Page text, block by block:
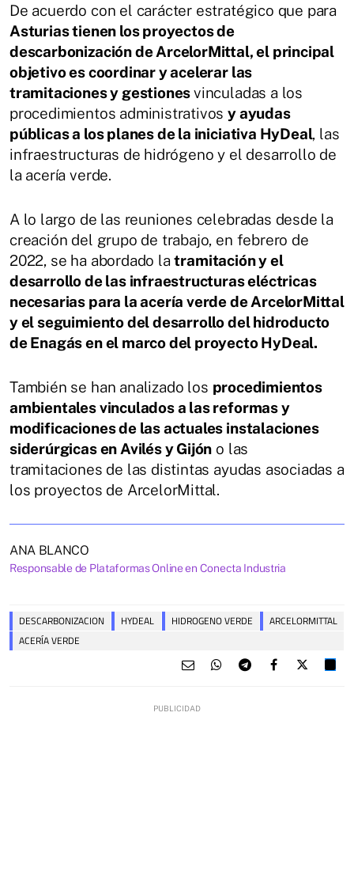
De acuerdo con el carácter estratégico que para
Asturias tienen los proyectos de
descarbonización de ArcelorMittal, el principal
objetivo es coordinar y acelerar las
tramitaciones y gestionesvinculadas a los
procedimientos administrativosy ayudas
públicas a los planes de la iniciativa HyDeal, las
infraestructuras de hidrógeno y el desarrollo de
la acería verde.
A lo largo de las reuniones celebradas desde la
creación del grupo de trabajo, en febrero de
2022, se ha abordado latramitación y el
desarrollo de las infraestructuras eléctricas
necesarias para la acería verde de ArcelorMittal
y el seguimiento del desarrollo del hidroducto
de Enagás en el marco del proyecto HyDeal.
También se han analizado los procedimientos
ambientales vinculados a las reformas y
modificaciones de las actuales instalaciones
siderúrgicas en Avilés y Gijón o las
tramitaciones de las distintas ayudas asociadas a
los proyectos de ArcelorMittal.
ANA BLANCO
Responsable de Plataformas Online en Conecta Industria
DESCARBONIZACION HYDEAL HIDROGENO VERDE
ARCELORMITTAL
ACERÍA VERDE